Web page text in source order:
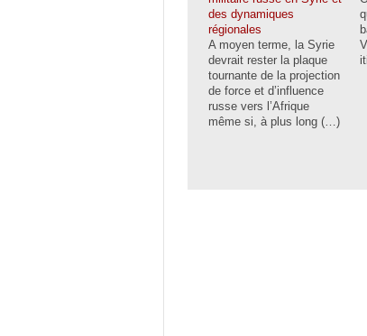
des dynamiques
régionales
A moyen terme, la Syrie
devrait rester la plaque
tournante de la projection
de force et d’influence
russe vers l’Afrique
même si, à plus long (…)